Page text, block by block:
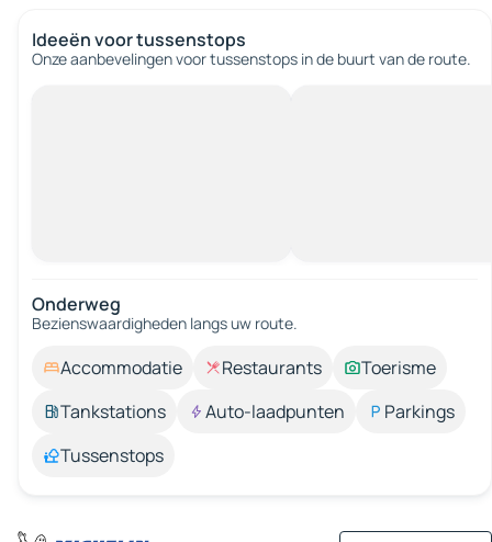
Ideeën voor tussenstops
Onze aanbevelingen voor tussenstops in de buurt van de route.
Onderweg
Bezienswaardigheden langs uw route.
Accommodatie Restaurants
Toerisme
Tankstations
Auto-laadpunten
Parkings
Tussenstops